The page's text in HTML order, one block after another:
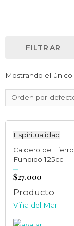
FILTRAR
Mostrando el
Espiritualidad
Caldero de Fierro
Fundido 125cc
Valorado
en
0$27.000
Producto
Viña del Mar